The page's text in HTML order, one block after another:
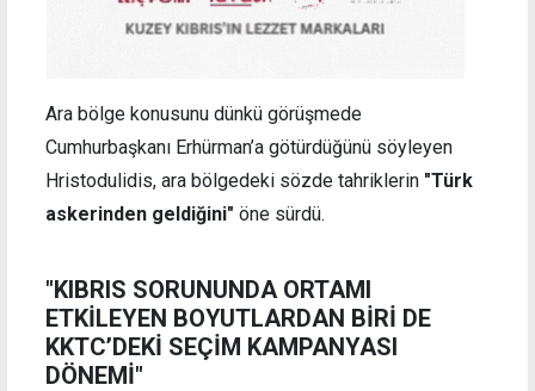
Ara bölge konusunu dünkü görüşmede
Cumhurbaşkanı Erhürman’a götürdüğünü söyleyen
Hristodulidis, ara bölgedeki sözde tahriklerin "Türk
askerinden geldiğini" öne sürdü.
"KIBRIS SORUNUNDA ORTAMI
ETKİLEYEN BOYUTLARDAN BİRİ DE
KKTC’DEKİ SEÇİM KAMPANYASI
DÖNEMİ"